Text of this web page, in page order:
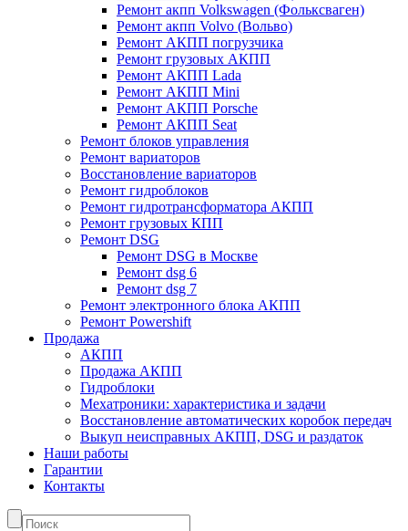
Ремонт акпп Volkswagen (Фольксваген)
Ремонт акпп Volvo (Вольво)
Ремонт АКПП погрузчика
Ремонт грузовых АКПП
Ремонт АКПП Lada
Ремонт АКПП Mini
Ремонт АКПП Porsche
Ремонт АКПП Seat
Ремонт блоков управления
Ремонт вариаторов
Восстановление вариаторов
Ремонт гидроблоков
Ремонт гидротрансформатора АКПП
Ремонт грузовых КПП
Ремонт DSG
Ремонт DSG в Москве
Ремонт dsg 6
Ремонт dsg 7
Ремонт электронного блока АКПП
Ремонт Powershift
Продажа
АКПП
Продажа АКПП
Гидроблоки
Мехатроники: характеристика и задачи
Восстановление автоматических коробок передач
Выкуп неисправных АКПП, DSG и раздаток
Наши работы
Гарантии
Контакты